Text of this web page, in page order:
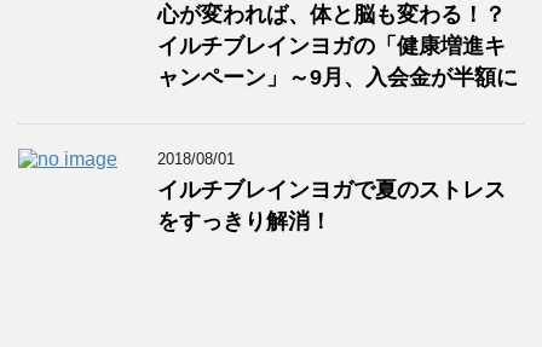
心が変われば、体と脳も変わる！？
イルチブレインヨガの「健康増進キ
ャンペーン」～9月、入会金が半額に
2018/08/01
イルチブレインヨガで夏のストレス
をすっきり解消！